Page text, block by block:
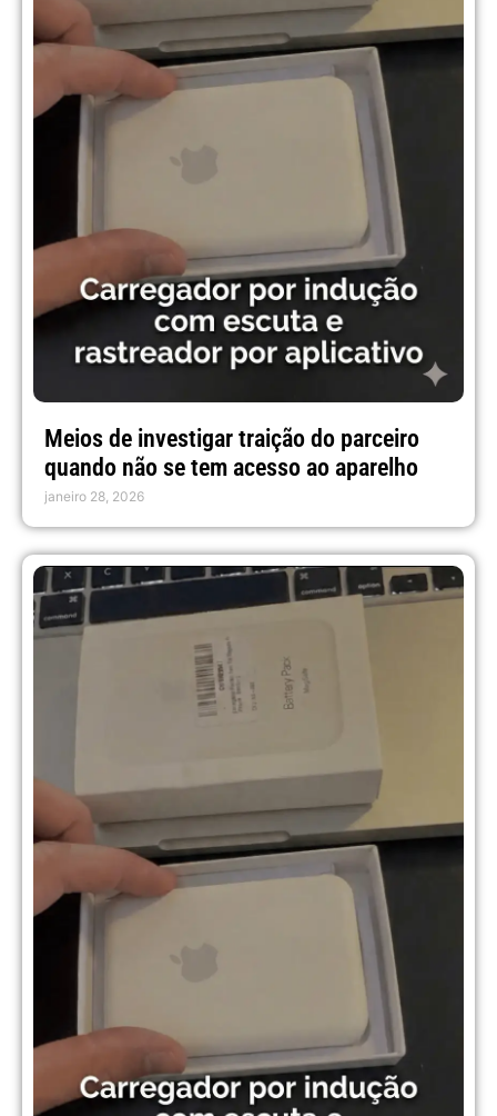
Meios de investigar traição do parceiro
quando não se tem acesso ao aparelho
janeiro 28, 2026